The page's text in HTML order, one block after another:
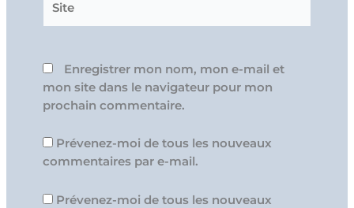
Enregistrer mon nom, mon e-mail et
mon site dans le navigateur pour mon
prochain commentaire.
Prévenez-moi de tous les nouveaux
commentaires par e-mail.
Prévenez-moi de tous les nouveaux